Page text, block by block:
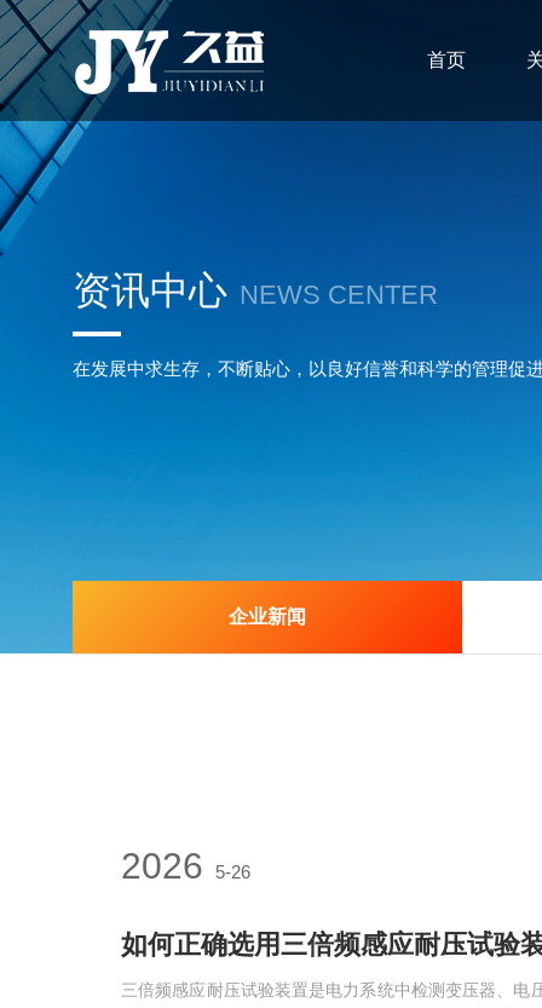
首页
资讯中心 NEWS CENTER
在发展中求生存，不断贴心，以良好信誉和科学的管理促
企业新闻
2026 5-26
三倍频感应耐压试验装置是电力系统中检测变压器、电